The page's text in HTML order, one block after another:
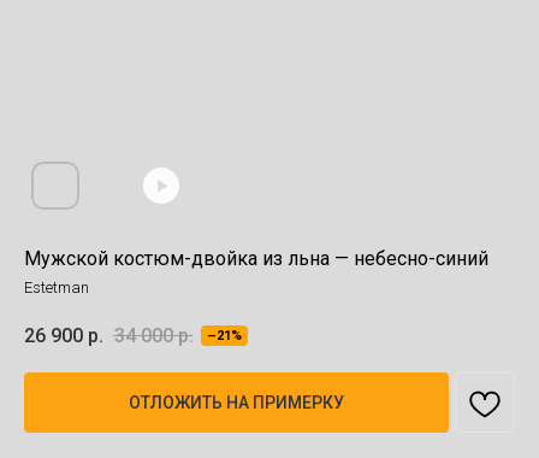
Мужской костюм-двойка из льна — небесно-синий
Estetman
26 900 р. 34 000 р. –21%
ОТЛОЖИТЬ НА ПРИМЕРКУ